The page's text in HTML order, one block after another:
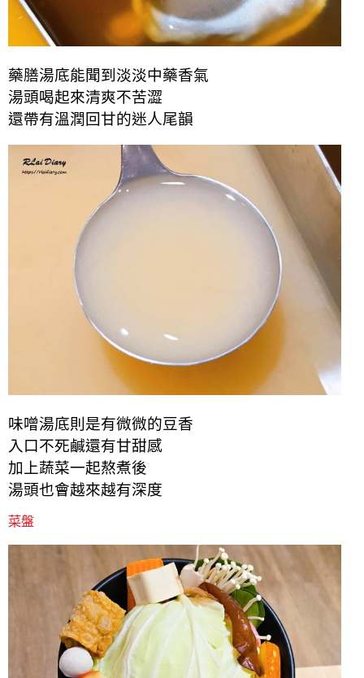
藥膳湯底能聞到淡淡中藥香氣
湯頭喝起來清爽不苦澀
還帶有溫潤回甘的迷人尾韻
味噌湯底則是有微微的豆香
入口不死鹹還有甘甜感
加上蔬菜一起熬煮後
湯頭也會越來越有深度
菜盤